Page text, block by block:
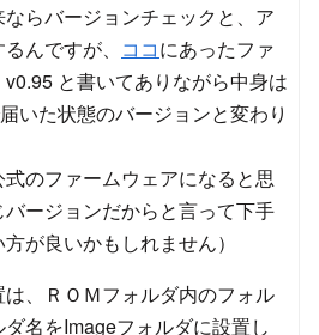
らバージョンチェックと、ア
んですが、 ココにあったファ
と書いてありながら中身は
いた状態のバージョンと変わり
式のファームウェアになると思
ージョンだからと言って下手
が良いかもしれません）
、ＲＯＭフォルダ内のフォル
名をImageフォルダに設置し